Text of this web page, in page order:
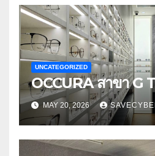
UNCATEGORIZED
OCCURA สาขา G
MAY 20, 2026